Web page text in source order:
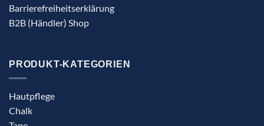
Barrierefreiheitserklärung
B2B (Händler) Shop
PRODUKT-KATEGORIEN
Hautpflege
Chalk